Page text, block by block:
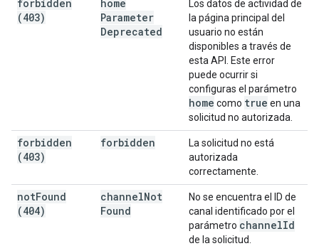
forbidden
(403)
home
Parameter
Deprecated
Los datos de actividad de
la página principal del
usuario no están
disponibles a través de
esta API. Este error
puede ocurrir si
configuras el parámetro
home como true en una
solicitud no autorizada.
forbidden
(403)
forbidden
La solicitud no está
autorizada
correctamente.
notFound
(404)
channelNot
Found
No se encuentra el ID de
canal identificado por el
parámetro channelId
de la solicitud.